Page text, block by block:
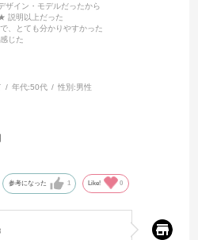
ザイン・モデルだったから
明以上だった
とても分かりやすかった
じた
年代:50代 性別:男性
参考になった 1 Like! 0